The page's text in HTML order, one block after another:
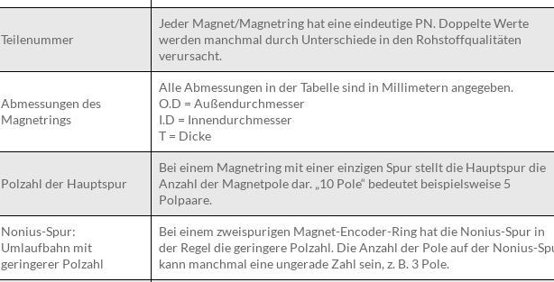
Teilenummer
Jeder Magnet/Magnetring hat eine eindeutige PN. Doppelte Werte
werden manchmal durch Unterschiede in den Rohstoffqualitäten
verursacht.
Abmessungen des
Magnetrings
Alle Abmessungen in der Tabelle sind in Millimetern angegeben.
O.D = Außendurchmesser
I.D = Innendurchmesser
T = Dicke
Polzahl der Hauptspur
Bei einem Magnetring mit einer einzigen Spur stellt die Hauptspur die
Anzahl der Magnetpole dar. „10 Pole“ bedeutet beispielsweise 5
Polpaare.
Nonius-Spur:
Umlaufbahn mit
geringerer Polzahl
Bei einem zweispurigen Magnet-Encoder-Ring hat die Nonius-Spur in
der Regel die geringere Polzahl. Die Anzahl der Pole auf der Nonius-
kann manchmal eine ungerade Zahl sein, z. B. 3 Pole.